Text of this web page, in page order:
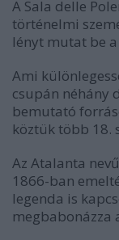
A Sala delle
történelmi
lényt mutat be
Ami
csupán néhány
bemutató
köztük több 18.
Az Atalanta
1866-ban
legenda is
megbabonázza